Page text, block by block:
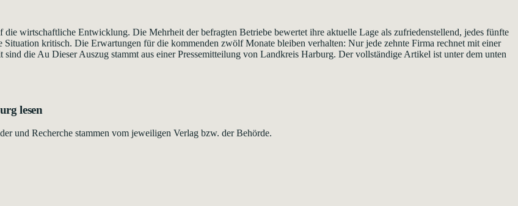
wirtschaftliche Entwicklung. Die Mehrheit der befragten Betriebe bewertet ihre aktuelle Lage als zufriedenstellend, jedes fünfte
kritisch. Die Erwartungen für die kommenden zwölf Monate bleiben verhalten: Nur jede zehnte Firma rechnet mit einer
die Au Dieser Auszug stammt aus einer Pressemitteilung von Landkreis Harburg. Der vollständige Artikel ist unter dem unten
lesen
und Recherche stammen vom jeweiligen Verlag bzw. der Behörde.